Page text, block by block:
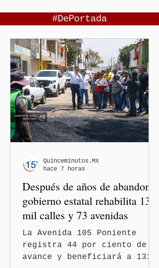
#DePortada
Después de años de abandono,
gobierno estatal rehabilita 13
mil calles y 73 avenidas
La Avenida 105 Poniente
registra 44 por ciento de
avance y beneficiará a 131
Quinceminutos.MX
hace 7 horas